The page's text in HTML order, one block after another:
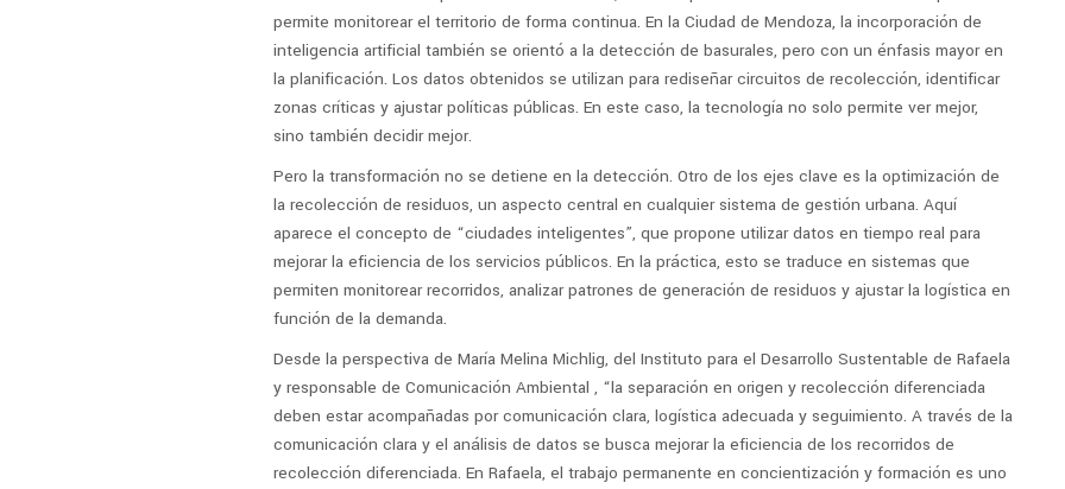
permite monitorear el territorio de forma continua. En la Ciudad de Mendoza, la incorporación de
inteligencia artificial también se orientó a la detección de basurales, pero con un énfasis mayor en
la planificación. Los datos obtenidos se utilizan para rediseñar circuitos de recolección, identificar
zonas críticas y ajustar políticas públicas. En este caso, la tecnología no solo permite ver mejor,
sino también decidir mejor.
Pero la transformación no se detiene en la detección. Otro de los ejes clave es la optimización de
la recolección de residuos, un aspecto central en cualquier sistema de gestión urbana. Aquí
aparece el concepto de “ciudades inteligentes”, que propone utilizar datos en tiempo real para
mejorar la eficiencia de los servicios públicos. En la práctica, esto se traduce en sistemas que
permiten monitorear recorridos, analizar patrones de generación de residuos y ajustar la logística en
función de la demanda.
Desde la perspectiva de María Melina Michlig, del Instituto para el Desarrollo Sustentable de Rafaela
y responsable de Comunicación Ambiental , “la separación en origen y recolección diferenciada
deben estar acompañadas por comunicación clara, logística adecuada y seguimiento. A través de la
comunicación clara y el análisis de datos se busca mejorar la eficiencia de los recorridos de
recolección diferenciada. En Rafaela, el trabajo permanente en concientización y formación es uno